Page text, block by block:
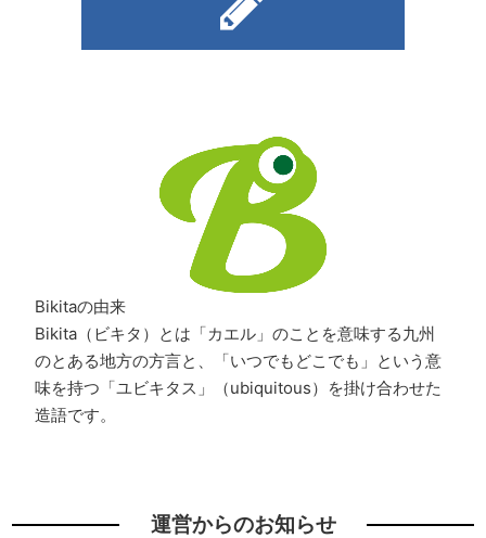
Bikitaの由来
Bikita（ビキタ）とは「カエル」のことを意味する九州
のとある地方の方言と、「いつでもどこでも」という意
味を持つ「ユビキタス」（ubiquitous）を掛け合わせた
造語です。
運営からのお知らせ